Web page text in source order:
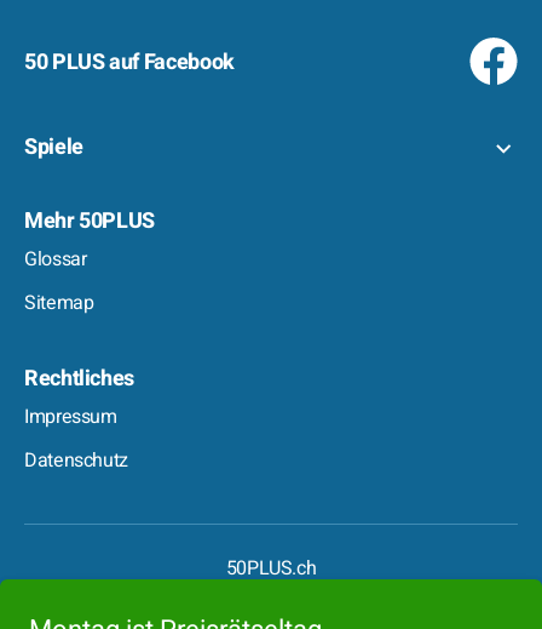
50 PLUS auf Facebook
Spiele
Mehr 50PLUS
Glossar
Sitemap
Rechtliches
Impressum
Datenschutz
50PLUS.ch